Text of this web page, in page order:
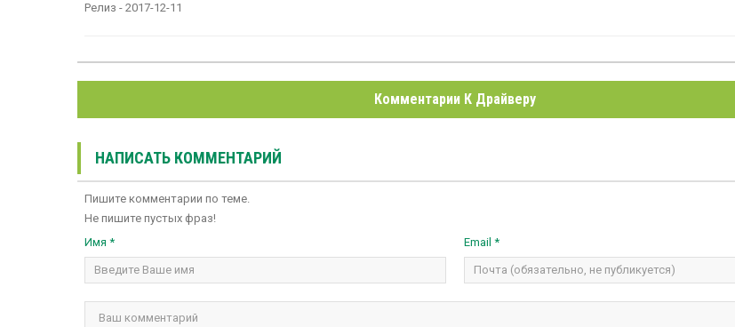
Релиз - 2017-12-11
Комментарии К Драйверу
НАПИСАТЬ КОММЕНТАРИЙ
Пишите комментарии по теме.
Не пишите пустых фраз!
Имя *
Email *